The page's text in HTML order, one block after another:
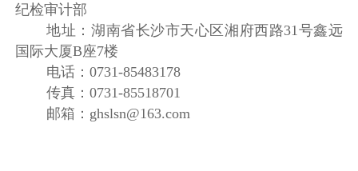
纪检审计部
地址：湖南省长沙市天心区湘府西路31号鑫远
国际大厦B座7楼
电话：0731-85483178
传真：0731-85518701
邮箱：ghslsn@163.com